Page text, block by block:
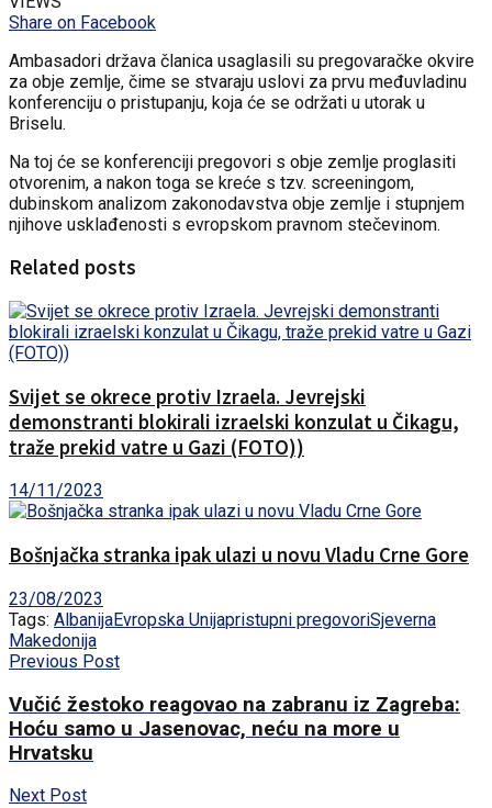
Share on Facebook
Ambasadori država članica usaglasili su pregovaračke okvire
za obje zemlje, čime se stvaraju uslovi za prvu međuvladinu
konferenciju o pristupanju, koja će se održati u utorak u
Briselu.
Na toj će se konferenciji pregovori s obje zemlje proglasiti
otvorenim, a nakon toga se kreće s tzv. screeningom,
dubinskom analizom zakonodavstva obje zemlje i stupnjem
njihove usklađenosti s evropskom pravnom stečevinom.
Related posts
Svijet se okrece protiv Izraela. Jevrejski
demonstranti blokirali izraelski konzulat u Čikagu,
traže prekid vatre u Gazi (FOTO))
14/11/2023
Bošnjačka stranka ipak ulazi u novu Vladu Crne Gore
23/08/2023
Tags: AlbanijaEvropska Unijapristupni pregovoriSjeverna
Makedonija
Previous Post
Vučić žestoko reagovao na zabranu iz Zagreba:
Hoću samo u Jasenovac, neću na more u
Hrvatsku
Next Post